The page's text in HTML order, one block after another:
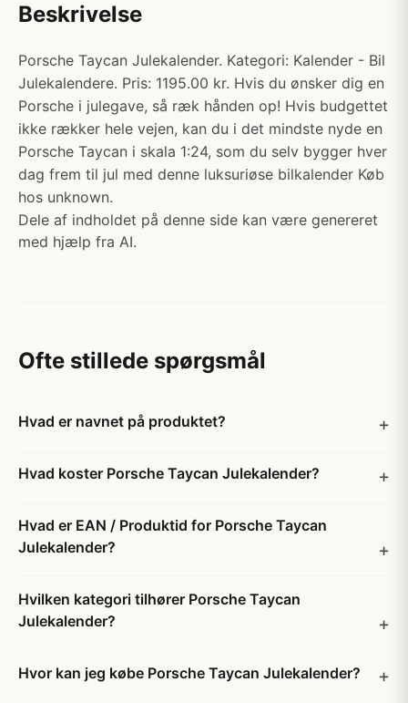
Beskrivelse
Porsche Taycan Julekalender. Kategori: Kalender - Bil
Julekalendere. Pris: 1195.00 kr. Hvis du ønsker dig en
Porsche i julegave, så ræk hånden op! Hvis budgettet
ikke rækker hele vejen, kan du i det mindste nyde en
Porsche Taycan i skala 1:24, som du selv bygger hver
dag frem til jul med denne luksuriøse bilkalender Køb
hos unknown.
Dele af indholdet på denne side kan være genereret
med hjælp fra AI.
Ofte stillede spørgsmål
Hvad er navnet på produktet?
Hvad koster Porsche Taycan Julekalender?
Hvad er EAN / Produktid for Porsche Taycan
Julekalender?
Hvilken kategori tilhører Porsche Taycan
Julekalender?
Hvor kan jeg købe Porsche Taycan Julekalender?